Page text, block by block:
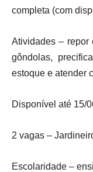
completa (com
Atividades – repor
gôndolas,
estoque e atender
Disponível até 15/
2 vagas –
Escolaridade –